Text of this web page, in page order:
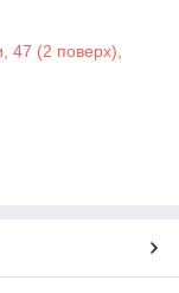
47 (2 поверх),